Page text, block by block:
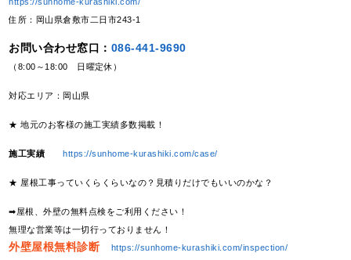
住所：岡山県倉敷市二日市243-1
お問い合わせ窓口： 086-441-9690
（8:00～18:00 日曜定休）
対応エリア：岡山県
★ 地元のお客様の施工実績多数掲載！
施工実績 https://sunhome-kurashiki.com/case/
★ 屋根工事っていくらくらいなの？見積りだけでもいいのかな？
➡屋根、外壁の無料点検をご利用ください！
無理な営業等は一切行っておりません！
外壁屋根無料診断 https://sunhome-kurashiki.com/inspection/